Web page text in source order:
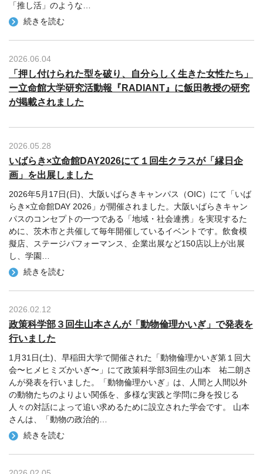
「推し活」のような
続きを読む
2026.06.04
「押し付けられた型を破り、自分らしく生きた女性たち」
ー立命館大学研究活動報『RADIANT』に飯田教授の研究
が掲載されました
2026.05.28
いばらき×立命館DAY2026にて１回生クラスが「縁日企
画」を出展しました
2026年5月17日(日)、大阪いばらきキャンパス（OIC）にて「いば
らき×立命館DAY 2026」が開催されました。大阪いばらきキャン
パスのコンセプトの一つである「地域・社会連携」を実現するた
めに、茨木市と共催して毎年開催しているイベントです。飲食模
擬店、ステージパフォーマンス、企業出展など150店以上が出展
し、学園
続きを読む
2026.02.12
政策科学部３回生山本さんが「動物倫理かいぎ」で発表を
行いました
1月31日(土)、早稲田大学で開催された「動物倫理かいぎ第１回大
会〜ヒメヒミズかいぎ〜」にて政策科学部3回生の山本 祐二朗さ
んが発表を行いました。「動物倫理かいぎ」は、人間と人間以外
の動物たちのよりよい関係を、多様な実践と学問に身を投じる
人々の対話によって追い求めるために設立された学会です。 山本
さんは、「動物の政治的
続きを読む